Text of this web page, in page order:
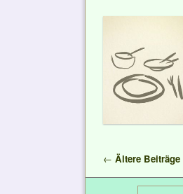
Artikelnavigation
← Ältere Beiträge